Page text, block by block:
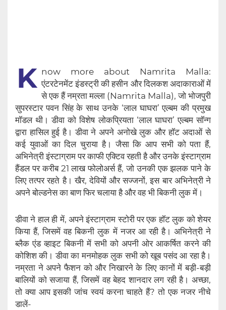
K now more about Namrita Malla:
एंटरटेनमेंट इंडस्ट्री की हसीन और दिलकश अदाकाराओं में
से एक हैं नम्रता मल्ला (Namrita Malla), जो भोजपुरी
सुपरस्टार पवन सिंह के साथ उनके ‘लाल घाघरा’ एल्बम की प्रमुख
मॉडल थी। डीवा को विशेष लोकप्रियता ‘लाल घाघरा’ एल्बम सॉन्ग
द्वारा हासिल हुई है। डीवा ने अपने अनोखे लुक और हॉट अदाओं से
कई युवाओं का दिल चुराया है। जैसा कि आप सभी को पता हैं,
अभिनेत्री इंस्टाग्राम पर काफी एक्टिव रहती है और उनके इंस्टाग्राम
हैंडल पर करीब 21 लाख फोलोअर्स हैं, जो उनकी एक झलक पाने के
लिए तत्पर रहते है। खैर, देवियों और सज्जनों, इस बार अभिनेत्री ने
अपने बोल्डनेस का बाण फिर चलाया है और वह भी बिकनी लुक में।
डीवा ने हाल ही में, अपने इंस्टाग्राम स्टोरी पर एक हॉट लुक को शेयर
किया हैं, जिसमें वह बिकनी लुक में नजर आ रही है। अभिनेत्री ने
ब्लैक एंड व्हाइट बिकनी में सभी को अपनी ओर आकर्षित करने की
कोशिश की। डीवा का मनमोहक लुक सभी को खूब पसंद आ रहा है।
नम्रता ने अपने फैशन को और निखारने के लिए कानों में बड़ी-बड़ी
बालियों को सजाया हैं, जिसमें वह बेहद शानदार लग रही है। अच्छा,
तो क्या आप इसकी जांच स्वयं करना चाहते हैं? तो एक नजर नीचे
डालें-